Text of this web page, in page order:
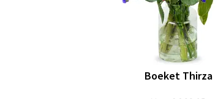
Boeket Thirza